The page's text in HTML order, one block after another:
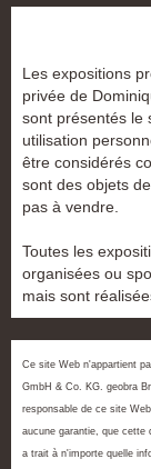
Les expositions
privée de
sont présentés le
utilisation
être considérés
sont des objets
pas à vendre.
Toutes les
organisées ou
mais sont
Ce site Web n'appartient
GmbH & Co. KG. geobra
responsable de ce site
aucune garantie, que cette
a trait à n'importe quelle